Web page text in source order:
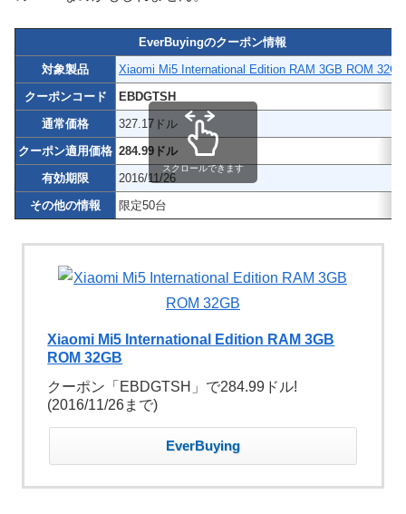
EverBuyingのクーポン情報
対象製品
Xiaomi Mi5 International Edition RAM 3GB ROM 32GB
クーポンコード
EBDGTSH
通常価格
327.17ドル
クーポン適用価格 284.99ドル
有効期限
2016/11/26
その他の情報
限定50台
スクロールできます
Xiaomi Mi5 International Edition RAM 3GB
ROM 32GB
クーポン「EBDGTSH」で284.99ドル!
(2016/11/26まで)
EverBuying